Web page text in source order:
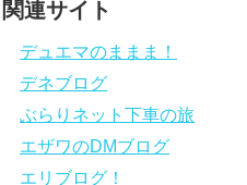
関連サイト
デュエマのままま！
デネブログ
ぶらりネット下車の旅
エザワのDMブログ
エリブログ！